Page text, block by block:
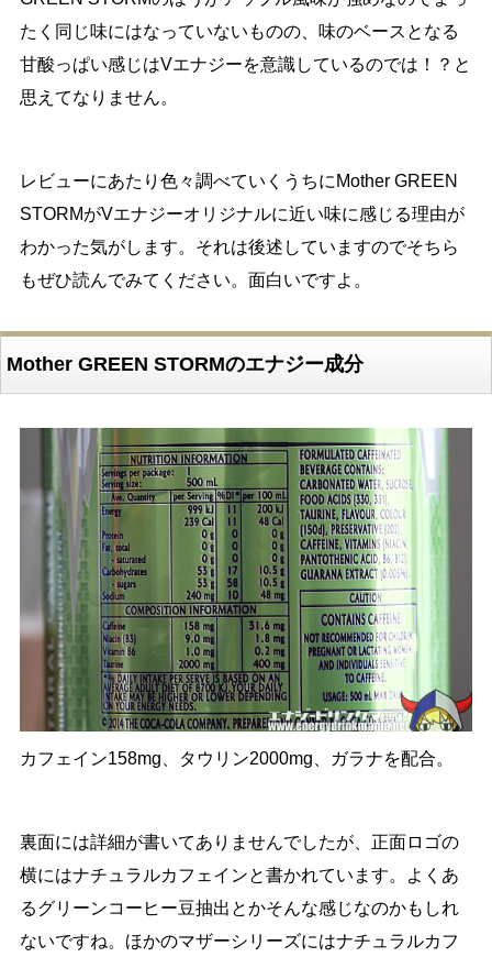
たく同じ味にはなっていないものの、味のベースとなる
甘酸っぱい感じはVエナジーを意識しているのでは！？と
思えてなりません。
レビューにあたり色々調べていくうちにMother GREEN
STORMがVエナジーオリジナルに近い味に感じる理由が
わかった気がします。それは後述していますのでそちら
もぜひ読んでみてください。面白いですよ。
Mother GREEN STORMのエナジー成分
カフェイン158mg、タウリン2000mg、ガラナを配合。
裏面には詳細が書いてありませんでしたが、正面ロゴの
横にはナチュラルカフェインと書かれています。よくあ
るグリーンコーヒー豆抽出とかそんな感じなのかもしれ
ないですね。ほかのマザーシリーズにはナチュラルカフ